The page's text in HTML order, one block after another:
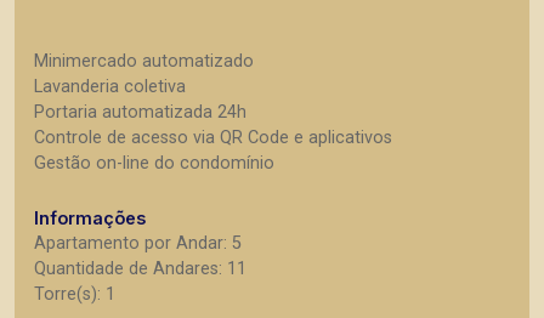
Minimercado automatizado
Lavanderia coletiva
Portaria automatizada 24h
Controle de acesso via QR Code e aplicativos
Gestão on-line do condomínio
Informações
Apartamento por Andar: 5
Quantidade de Andares: 11
Torre(s): 1